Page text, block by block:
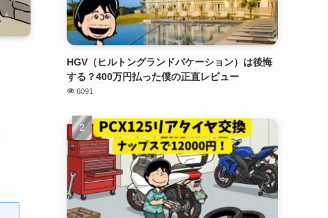
HGV（ヒルトングランドバケーション）は後悔
する？400万円払った僕の正直レビュー
6091